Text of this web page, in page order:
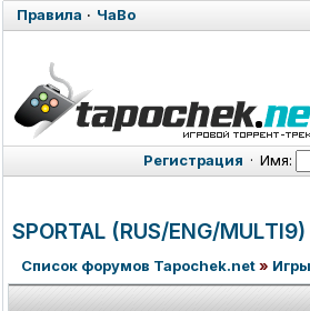
Правила · ЧаВо
Регистрация · Имя:
SPORTAL (RUS/ENG/MULTI9)
Список форумов Tapochek.net»